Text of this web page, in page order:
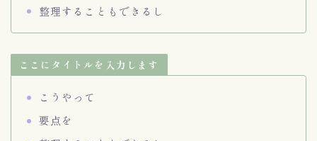
整理することもできるし
ここにタイトルを入力します
こうやって
要点を